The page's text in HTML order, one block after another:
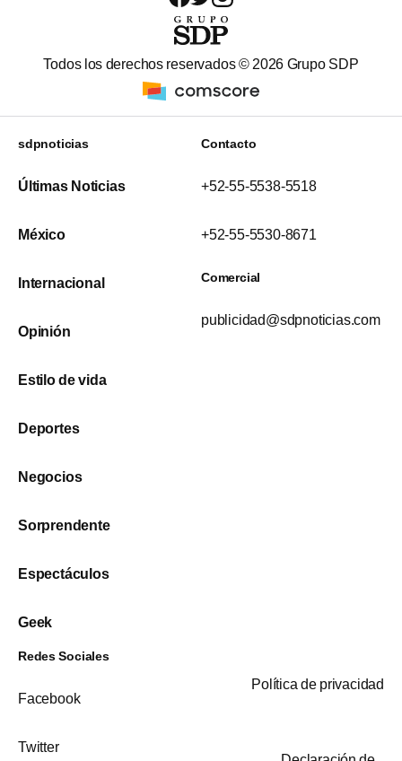
Todos los derechos reservados © 2026 Grupo SDP
sdpnoticias
Últimas Noticias
México
Internacional
Opinión
Estilo de vida
Deportes
Negocios
Sorprendente
Espectáculos
Geek
Contacto
+52-55-5538-5518
+52-55-5530-8671
Comercial
publicidad@sdpnoticias.com
Redes Sociales
Facebook
Twitter
Política de privacidad